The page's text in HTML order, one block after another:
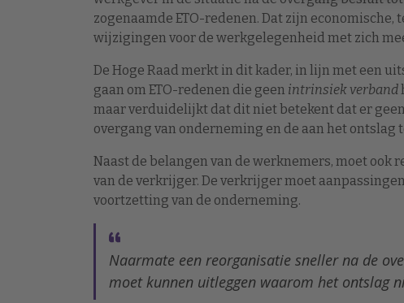
zogenaamde ETO-redenen. Dat zijn
wijzigingen voor de werkgelegenheid met zich
De Hoge Raad merkt in dit kader, in lijn met een
gaan om ETO-redenen die geen intrinsiek verband
maar verduidelijkt dat dit niet betekent dat er
overgang van onderneming en de aan het ontslag
Naast de belangen van de werknemers, moet ook
van de verkrijger. De verkrijger moet
voortzetting van de onderneming.
Naarmate een reorganisatie sneller na de
moet kunnen uitleggen waarom het ontslag